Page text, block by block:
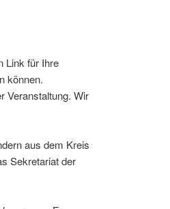
Link für Ihre
können.
Veranstaltung. Wir
aus dem Kreis
Sekretariat der